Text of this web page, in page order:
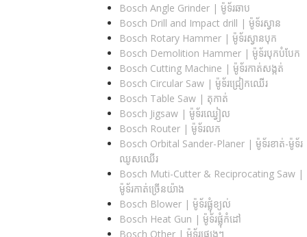
Bosch Angle Grinder | ម៉ូទ័រឆាប
Bosch Drill and Impact drill | ម៉ូទ័រស្វាន
Bosch Rotary Hammer | ម៉ូទ័រស្វានបុក
Bosch Demolition Hammer | ម៉ូទ័របុកបំបែក
Bosch Cutting Machine | ម៉ូទ័រកាត់សង្កត់
Bosch Circular Saw | ម៉ូទ័រជ្រៀកឈើរ
Bosch Table Saw | តុកាត់
Bosch Jigsaw | ម៉ូទ័រឈ្វៀល
Bosch Router | ម៉ូទ័រលក
Bosch Orbital Sander-Planer​ | ម៉ូទ័រខាត់-ម៉ូទ័រ
ឈូសឈើរ
Bosch Muti-Cutter & Reciprocating Saw​ |
ម៉ូទ័រកាត់ច្រើនយ៉ាង
Bosch Blower | ម៉ូទ័រផ្លុំខ្យល់
Bosch Heat Gun | ម៉ូទ័រផ្លុំកំដៅ
Bosch Other | ម៉ូទ័រផ្សេងៗ